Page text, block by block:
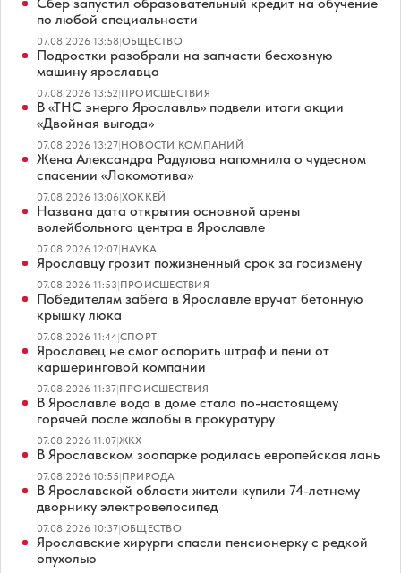
по любой специальности
07.08.2026 13:58|ОБЩЕСТВО
Подростки разобрали на запчасти бесхозную
машину ярославца
07.08.2026 13:52|ПРОИСШЕСТВИЯ
В «ТНС энерго Ярославль» подвели итоги акции
«Двойная выгода»
07.08.2026 13:27|НОВОСТИ КОМПАНИЙ
Жена Александра Радулова напомнила о чудесном
спасении «Локомотива»
07.08.2026 13:06|ХОККЕЙ
Названа дата открытия основной арены
волейбольного центра в Ярославле
07.08.2026 12:07|НАУКА
Ярославцу грозит пожизненный срок за госизмену
07.08.2026 11:53|ПРОИСШЕСТВИЯ
Победителям забега в Ярославле вручат бетонную
крышку люка
07.08.2026 11:44|СПОРТ
Ярославец не смог оспорить штраф и пени от
каршеринговой компании
07.08.2026 11:37|ПРОИСШЕСТВИЯ
В Ярославле вода в доме стала по-настоящему
горячей после жалобы в прокуратуру
07.08.2026 11:07|ЖКХ
В Ярославском зоопарке родилась европейская лань
07.08.2026 10:55|ПРИРОДА
В Ярославской области жители купили 74-летнему
дворнику электровелосипед
07.08.2026 10:37|ОБЩЕСТВО
Ярославские хирурги спасли пенсионерку с редкой
опухолью